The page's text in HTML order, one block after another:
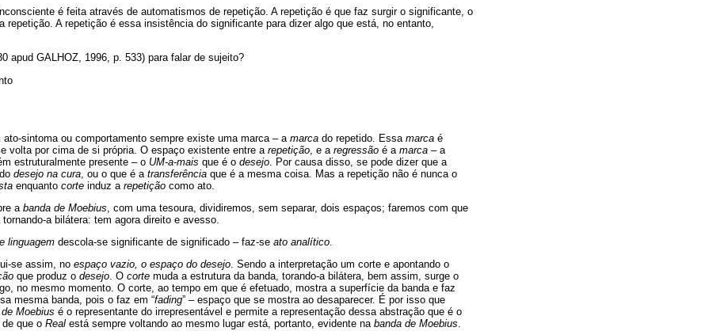
é feita através de automatismos de repetição. A repetição é que faz surgir o significante, o
repetição. A repetição é essa insistência do significante para dizer algo que está, no entanto,
apud GALHOZ, 1996, p. 533) para falar de sujeito?
ato-sintoma ou comportamento sempre existe uma marca – a marca do repetido. Essa marca é
volta por cima de si própria. O espaço existente entre a repetição , e a regressão é a marca – a
estruturalmente presente – o UM-a-mais que é o desejo . Por causa disso, se pode dizer que a
desejo na cura , ou o que é a transferência que é a mesma coisa. Mas a repetição não é nunca o
enquanto corte induz a repetição como ato.
a banda de Moebius , com uma tesoura, dividiremos, sem separar, dois espaços; faremos com que
a bilátera: tem agora direito e avesso.
linguagem descola-se significante de significado – faz-se ato analítico.
se assim, no espaço vazio, o espaço do desejo. Sendo a interpretação um corte e apontando o
que produz o desejo. O corte muda a estrutura da banda, torando-a bilátera, bem assim, surge o
no mesmo momento. O corte, ao tempo em que é efetuado, mostra a superfície da banda e faz
mesma banda, pois o faz em “fading” – espaço que se mostra ao desaparecer. É por isso que
Moebius é o representante do irrepresentável e permite a representação dessa abstração que é o
que o Real está sempre voltando ao mesmo lugar está, portanto, evidente na banda de Moebius.